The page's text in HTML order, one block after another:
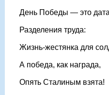
День Победы — это дата
Разделения труда:
Жизнь-жестянка для
А победа, как награда,
Опять Сталиным взята!